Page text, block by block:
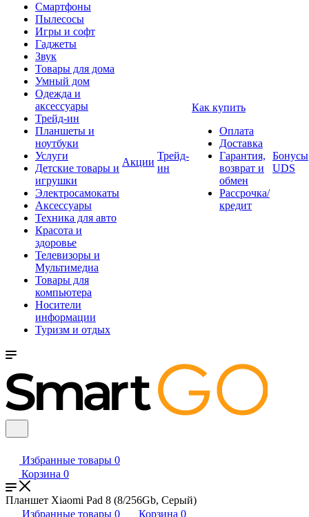
Смартфоны
Пылесосы
Игры и софт
Гаджеты
Звук
Товары для дома
Умный дом
Одежда и
аксессуары
Трейд-ин
Планшеты и
ноутбуки
Услуги
Детские товары и
игрушки
Электросамокаты
Аксессуары
Техника для авто
Красота и
здоровье
Телевизоры и
Мультимедиа
Товары для
компьютера
Носители
информации
Туризм и отдых
Акции
Трейд-
ин
Как купить
Оплата
Доставка
Гарантия,
возврат и
обмен
Рассрочка/
кредит
Бонусы
UDS
Избранные товары 0
Корзина 0
Планшет Xiaomi Pad 8 (8/256Gb, Серый)
Избранные товары 0 Корзина 0